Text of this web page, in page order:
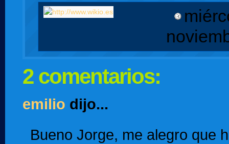
2 comentarios:
emilio dijo...
Bueno Jorge, me alegro que